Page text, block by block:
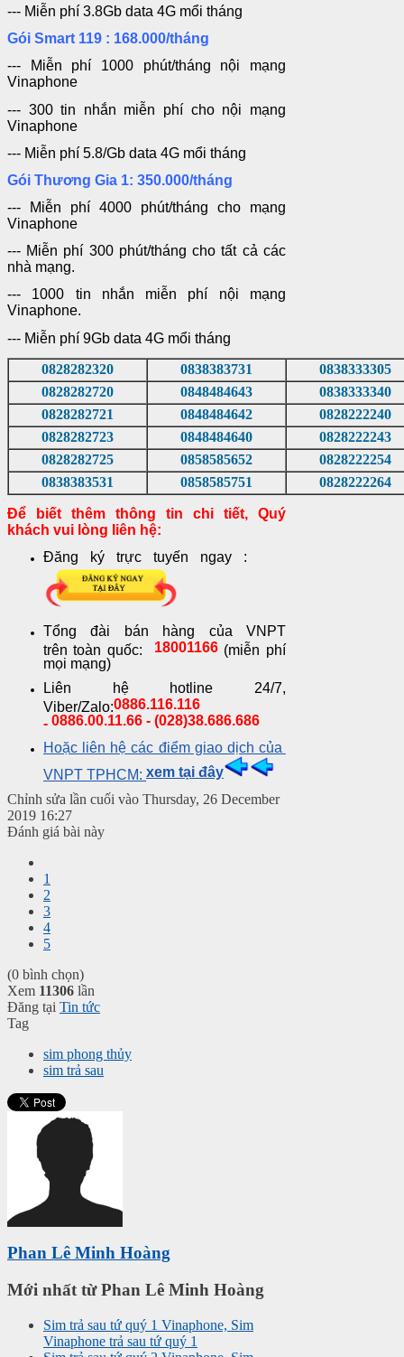
--- Miễn phí 3.8Gb data 4G mổi tháng
Gói Smart 119 : 168.000/tháng
--- Miễn phí 1000 phút/tháng nội mạng
Vinaphone
--- 300 tin nhắn miễn phí cho nội mạng
Vinaphone
--- Miễn phí 5.8/Gb data 4G mổi tháng
Gói Thương Gia 1: 350.000/tháng
--- Miễn phí 4000 phút/tháng cho mạng
Vinaphone
--- Miễn phí 300 phút/tháng cho tất cả các
nhà mạng.
--- 1000 tin nhắn miễn phí nội mạng
Vinaphone.
--- Miễn phí 9Gb data 4G mổi tháng
0828282320 0838383731
0838333305
0828282720
0848484643
0838333340
0828282721
0848484642
0828222240
0828282723
0848484640
0828222243
0828282725
0858585652
0828222254
0838383531
0858585751 0828222264
Để biết thêm thông tin chi tiết, Quý
khách vui lòng liên hệ:
Đăng ký trực tuyến ngay :
Tổng đài bán hàng của VNPT
trên toàn quốc: 18001166 (miễn phí
mọi mạng)
Liên hệ hotline 24/7,
Viber/Zalo:0886.116.116
- 0886.00.11.66 - (028)38.686.686
Hoặc liên hệ các điểm giao dịch của
VNPT TPHCM: xem tại đây
Chỉnh sửa lần cuối vào Thursday, 26 December
2019 16:27
Đánh giá bài này
1
2
3
4
5
(0 bình chọn)
Xem 11306 lần
Đăng tại Tin tức
Tag
sim phong thủy
sim trả sau
Phan Lê Minh Hoàng
Mới nhất từ Phan Lê Minh Hoàng
Sim trả sau tứ quý 1 Vinaphone, Sim
Vinaphone trả sau tứ quý 1